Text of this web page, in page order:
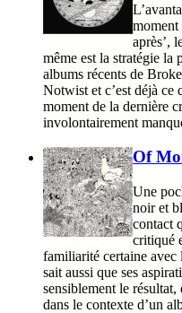
moment
après’,
même est la stratégie la
albums récents de
Notwist et c’est déjà ce
moment de la dernière
involontairement
Of
Une
noir et
contact
critiqué
familiarité certaine
sait aussi que ses
sensiblement le
dans le contexte d’un